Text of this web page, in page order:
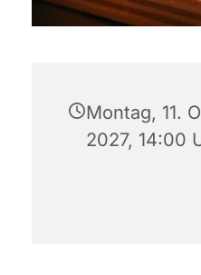
Montag, 11.
2027, 14:00